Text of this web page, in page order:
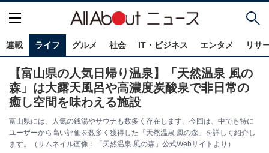
連載 ライフ グルメ 社会 IT・ビジネス エンタメ リサ
【富山県の人気日帰り温泉】「天然温泉 風の
森」は大露天風呂や高濃度炭酸泉で非日常の
癒し空間を味わえる施設
富山県には、人気の銭湯やサウナも数多く存在します。今回は、中でも特に
ユーザーから高い評価を数多く獲得した「天然温泉 風の森」を詳しく紹介し
ます。（サムネイル画像：「天然温泉 風の森」公式Webサイトより）